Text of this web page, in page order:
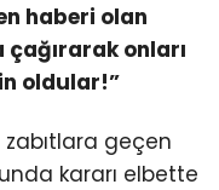
haberi olan
onları
oldular!”
geçen
kararı elbette